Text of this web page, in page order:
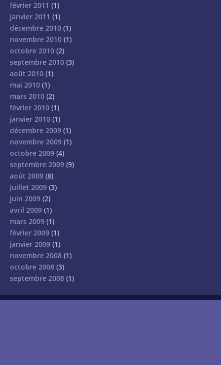
février 2011 (1)
janvier 2011 (1)
décembre 2010 (1)
novembre 2010 (1)
octobre 2010 (2)
septembre 2010 (3)
août 2010 (1)
mai 2010 (1)
mars 2010 (2)
février 2010 (1)
janvier 2010 (1)
décembre 2009 (1)
novembre 2009 (1)
octobre 2009 (4)
septembre 2009 (9)
août 2009 (8)
juillet 2009 (3)
juin 2009 (2)
avril 2009 (1)
mars 2009 (1)
février 2009 (1)
janvier 2009 (1)
novembre 2008 (1)
octobre 2008 (3)
septembre 2008 (1)